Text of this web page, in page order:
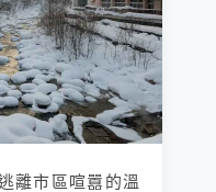
離市區喧囂的溫